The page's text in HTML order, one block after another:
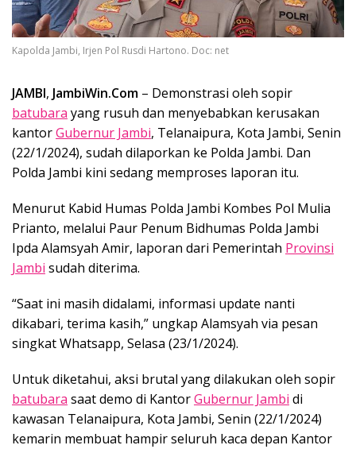
Kapolda Jambi, Irjen Pol Rusdi Hartono. Doc: net
JAMBI, JambiWin.Com – Demonstrasi oleh sopir
batubara yang rusuh dan menyebabkan kerusakan
kantorGubernur Jambi, Telanaipura, Kota Jambi, Senin
(22/1/2024), sudah dilaporkan ke Polda Jambi. Dan
Polda Jambi kini sedang memproses laporan itu.
Menurut Kabid Humas Polda Jambi Kombes Pol Mulia
Prianto, melalui Paur Penum Bidhumas Polda Jambi
Ipda Alamsyah Amir, laporan dari Pemerintah Provinsi
Jambi sudah diterima.
“Saat ini masih didalami, informasi update nanti
dikabari, terima kasih,” ungkap Alamsyah via pesan
singkat Whatsapp, Selasa (23/1/2024).
Untuk diketahui, aksi brutal yang dilakukan oleh sopir
batubara saat demo di KantorGubernur Jambi di
kawasan Telanaipura, Kota Jambi, Senin (22/1/2024)
kemarin membuat hampir seluruh kaca depan Kantor